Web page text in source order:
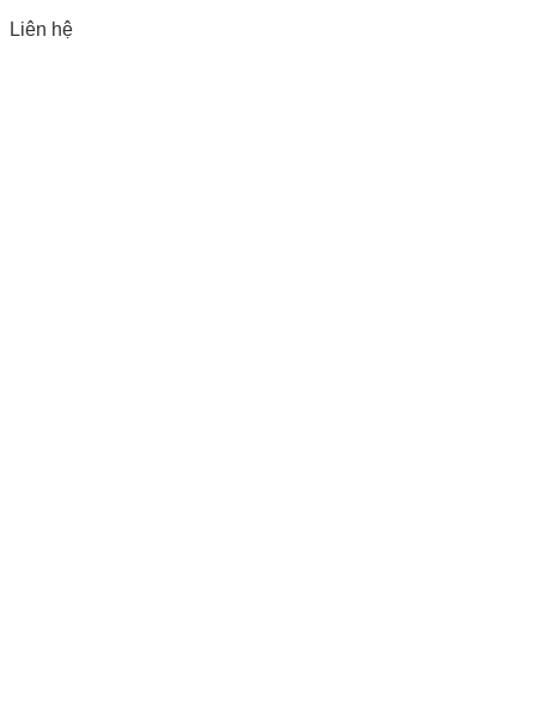
Liên hệ